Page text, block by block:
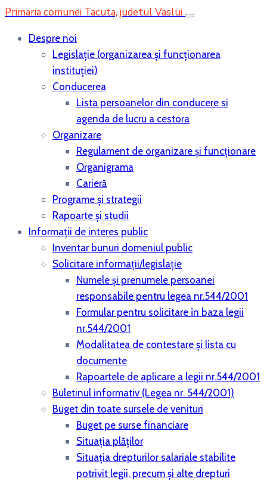
Primaria comunei Tacuta, judetul Vaslui
Despre noi
Legislaţie (organizarea şi funcţionarea
instituţiei)
Conducerea
Lista persoanelor din conducere si
agenda de lucru a cestora
Organizare
Regulament de organizare și funcționare
Organigrama
Carieră
Programe și strategii
Rapoarte și studii
Informații de interes public
Inventar bunuri domeniul public
Solicitare informații/legislație
Numele și prenumele persoanei
responsabile pentru legea nr.544/2001
Formular pentru solicitare în baza legii
nr.544/2001
Modalitatea de contestare și lista cu
documente
Rapoartele de aplicare a legii nr.544/2001
Buletinul informativ (Legea nr. 544/2001)
Buget din toate sursele de venituri
Buget pe surse financiare
Situaţia plăţilor
Situaţia drepturilor salariale stabilite
potrivit legii, precum şi alte drepturi